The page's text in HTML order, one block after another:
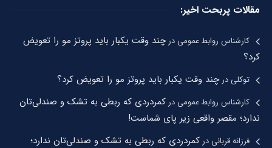
مقالات پربحت اخیر:
کارشناس روابط عمومیدرچند وقت یکبار باید پروتز مو را تعویض
کرد؟
توکلیدرچند وقت یکبار باید پروتز مو را تعویض کرد؟
کارشناس روابط عمومیدرکمردردی که ربطی به تشک و صندلی‌تان
ندارد؛ مقصر واقعی زیر پای شماست!
فرزانه قربانیدرکمردردی که ربطی به تشک و صندلی‌تان ندارد؛